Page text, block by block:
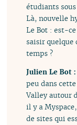
étudiants
Là, nouvelle
Le Bot : est-
saisir quelque
temps ?
Julien Le Bot
peu dans
Valley autour
il y a
de sites qui